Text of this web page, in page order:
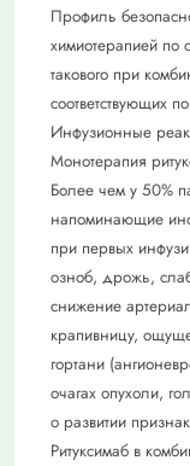
Профиль
химиотерапией по
такового при
соответствующих
Инфузионные
Монотерапия
Более чем у 50%
напоминающие
при первых
озноб, дрожь,
снижение
крапивницу,
гортани
очагах опухоли,
о развитии
Ритуксимаб в